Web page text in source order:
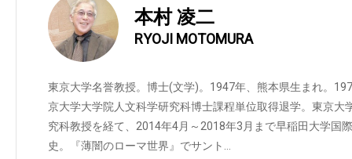
本村 凌二
RYOJI MOTOMURA
東京大学名誉教授。博士(文学)。1947年、熊本県生まれ。
京大学大学院人文科学研究科博士課程単位取得退学。東京大
究科教授を経て、2014年4月～2018年3月まで早稲田大学国
史。『薄闇のローマ世界』でサント…